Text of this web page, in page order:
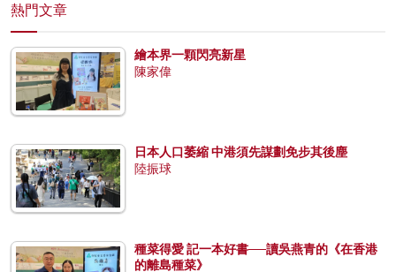
熱門文章
繪本界一顆閃亮新星
陳家偉
日本人口萎縮 中港須先謀劃免步其後塵
陸振球
種菜得愛 記一本好書──讀吳燕青的《在香港
的離島種菜》